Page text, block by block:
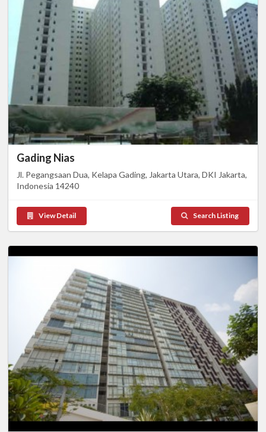
Gading Nias
Jl. Pegangsaan Dua, Kelapa Gading, Jakarta Utara, DKI Jakarta,
Indonesia 14240
View Detail Search Listing